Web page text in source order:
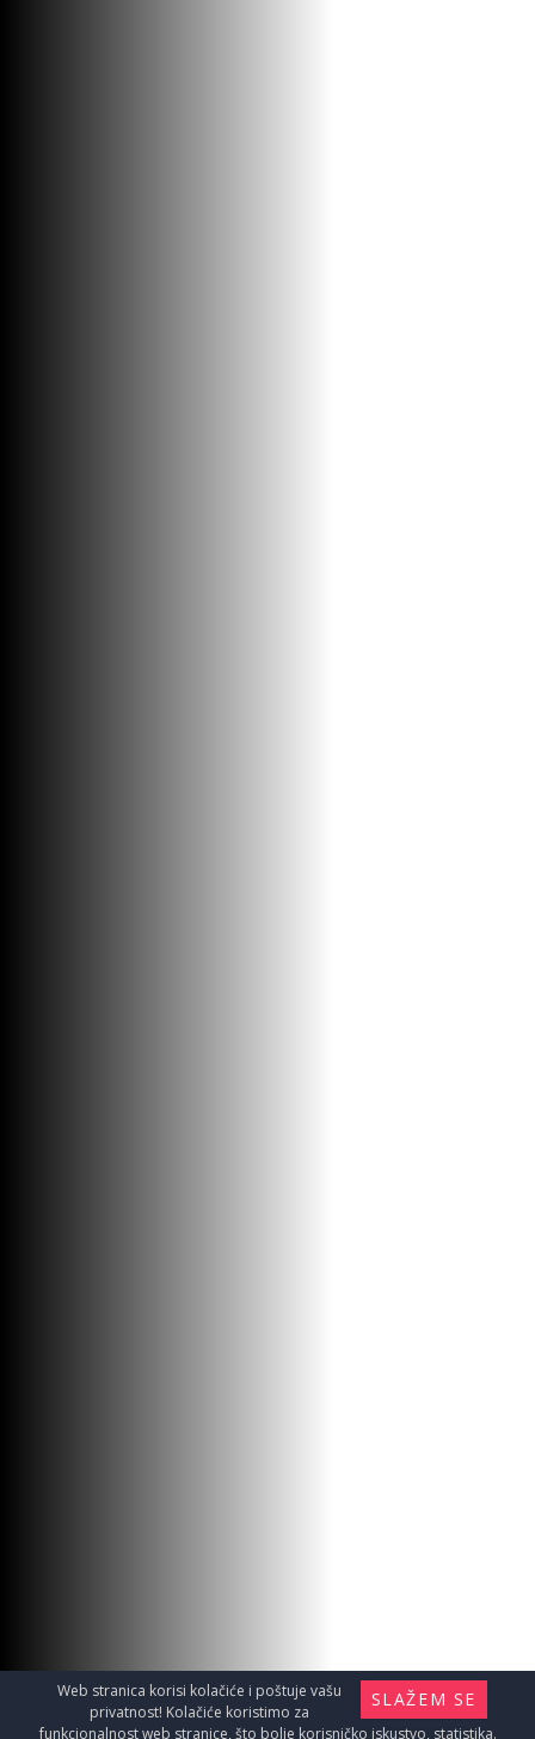
SLAŽEM SE
Web stranica korisi kolačiće i poštuje vašu
privatnost! Kolačiće koristimo za
funkcionalnost web stranice, što bolje korisničko iskustvo, statistika.